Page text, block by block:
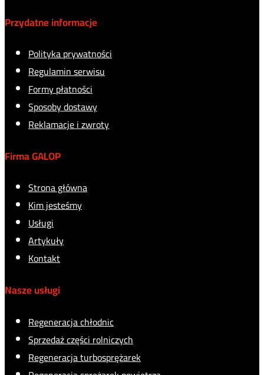
Przydatne informacje
Polityka prywatności
Regulamin serwisu
Formy płatności
Sposoby dostawy
Reklamacje i zwroty
Firma GALOP
Strona główna
Kim jesteśmy
Usługi
Artykuły
Kontakt
Nasze usługi
Regeneracja chłodnic
Sprzedaż części rolniczych
Regeneracja turbosprężarek